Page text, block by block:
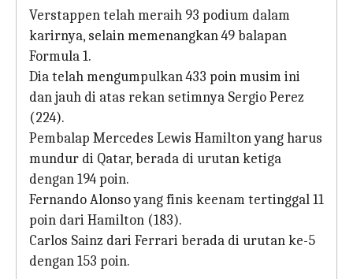
Verstappen telah meraih 93 podium dalam
karirnya, selain memenangkan 49 balapan
Formula 1.
Dia telah mengumpulkan 433 poin musim ini
dan jauh di atas rekan setimnya Sergio Perez
(224).
Pembalap Mercedes Lewis Hamilton yang harus
mundur di Qatar, berada di urutan ketiga
dengan 194 poin.
Fernando Alonso yang finis keenam tertinggal 11
poin dari Hamilton (183).
Carlos Sainz dari Ferrari berada di urutan ke-5
dengan 153 poin.